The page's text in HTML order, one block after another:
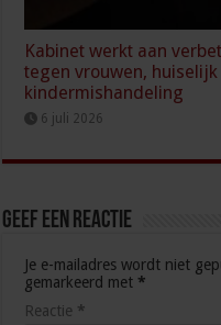
Kabinet werkt aan
tegen vrouwen,
kindermishandeling
6 juli 2026
Geef een reactie
Je e-mailadres wordt niet
gemarkeerd met *
Reactie *